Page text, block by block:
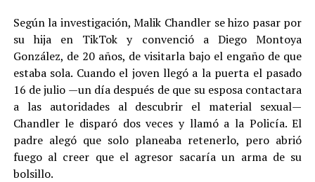
Según la investigación, Malik Chandler se hizo pasar por
su hija en TikTok y convenció a Diego Montoya
González, de 20 años, de visitarla bajo el engaño de que
estaba sola. Cuando el joven llegó a la puerta el pasado
16 de julio —un día después de que su esposa contactara
a las autoridades al descubrir el material sexual—
Chandler le disparó dos veces y llamó a la Policía. El
padre alegó que solo planeaba retenerlo, pero abrió
fuego al creer que el agresor sacaría un arma de su
bolsillo.